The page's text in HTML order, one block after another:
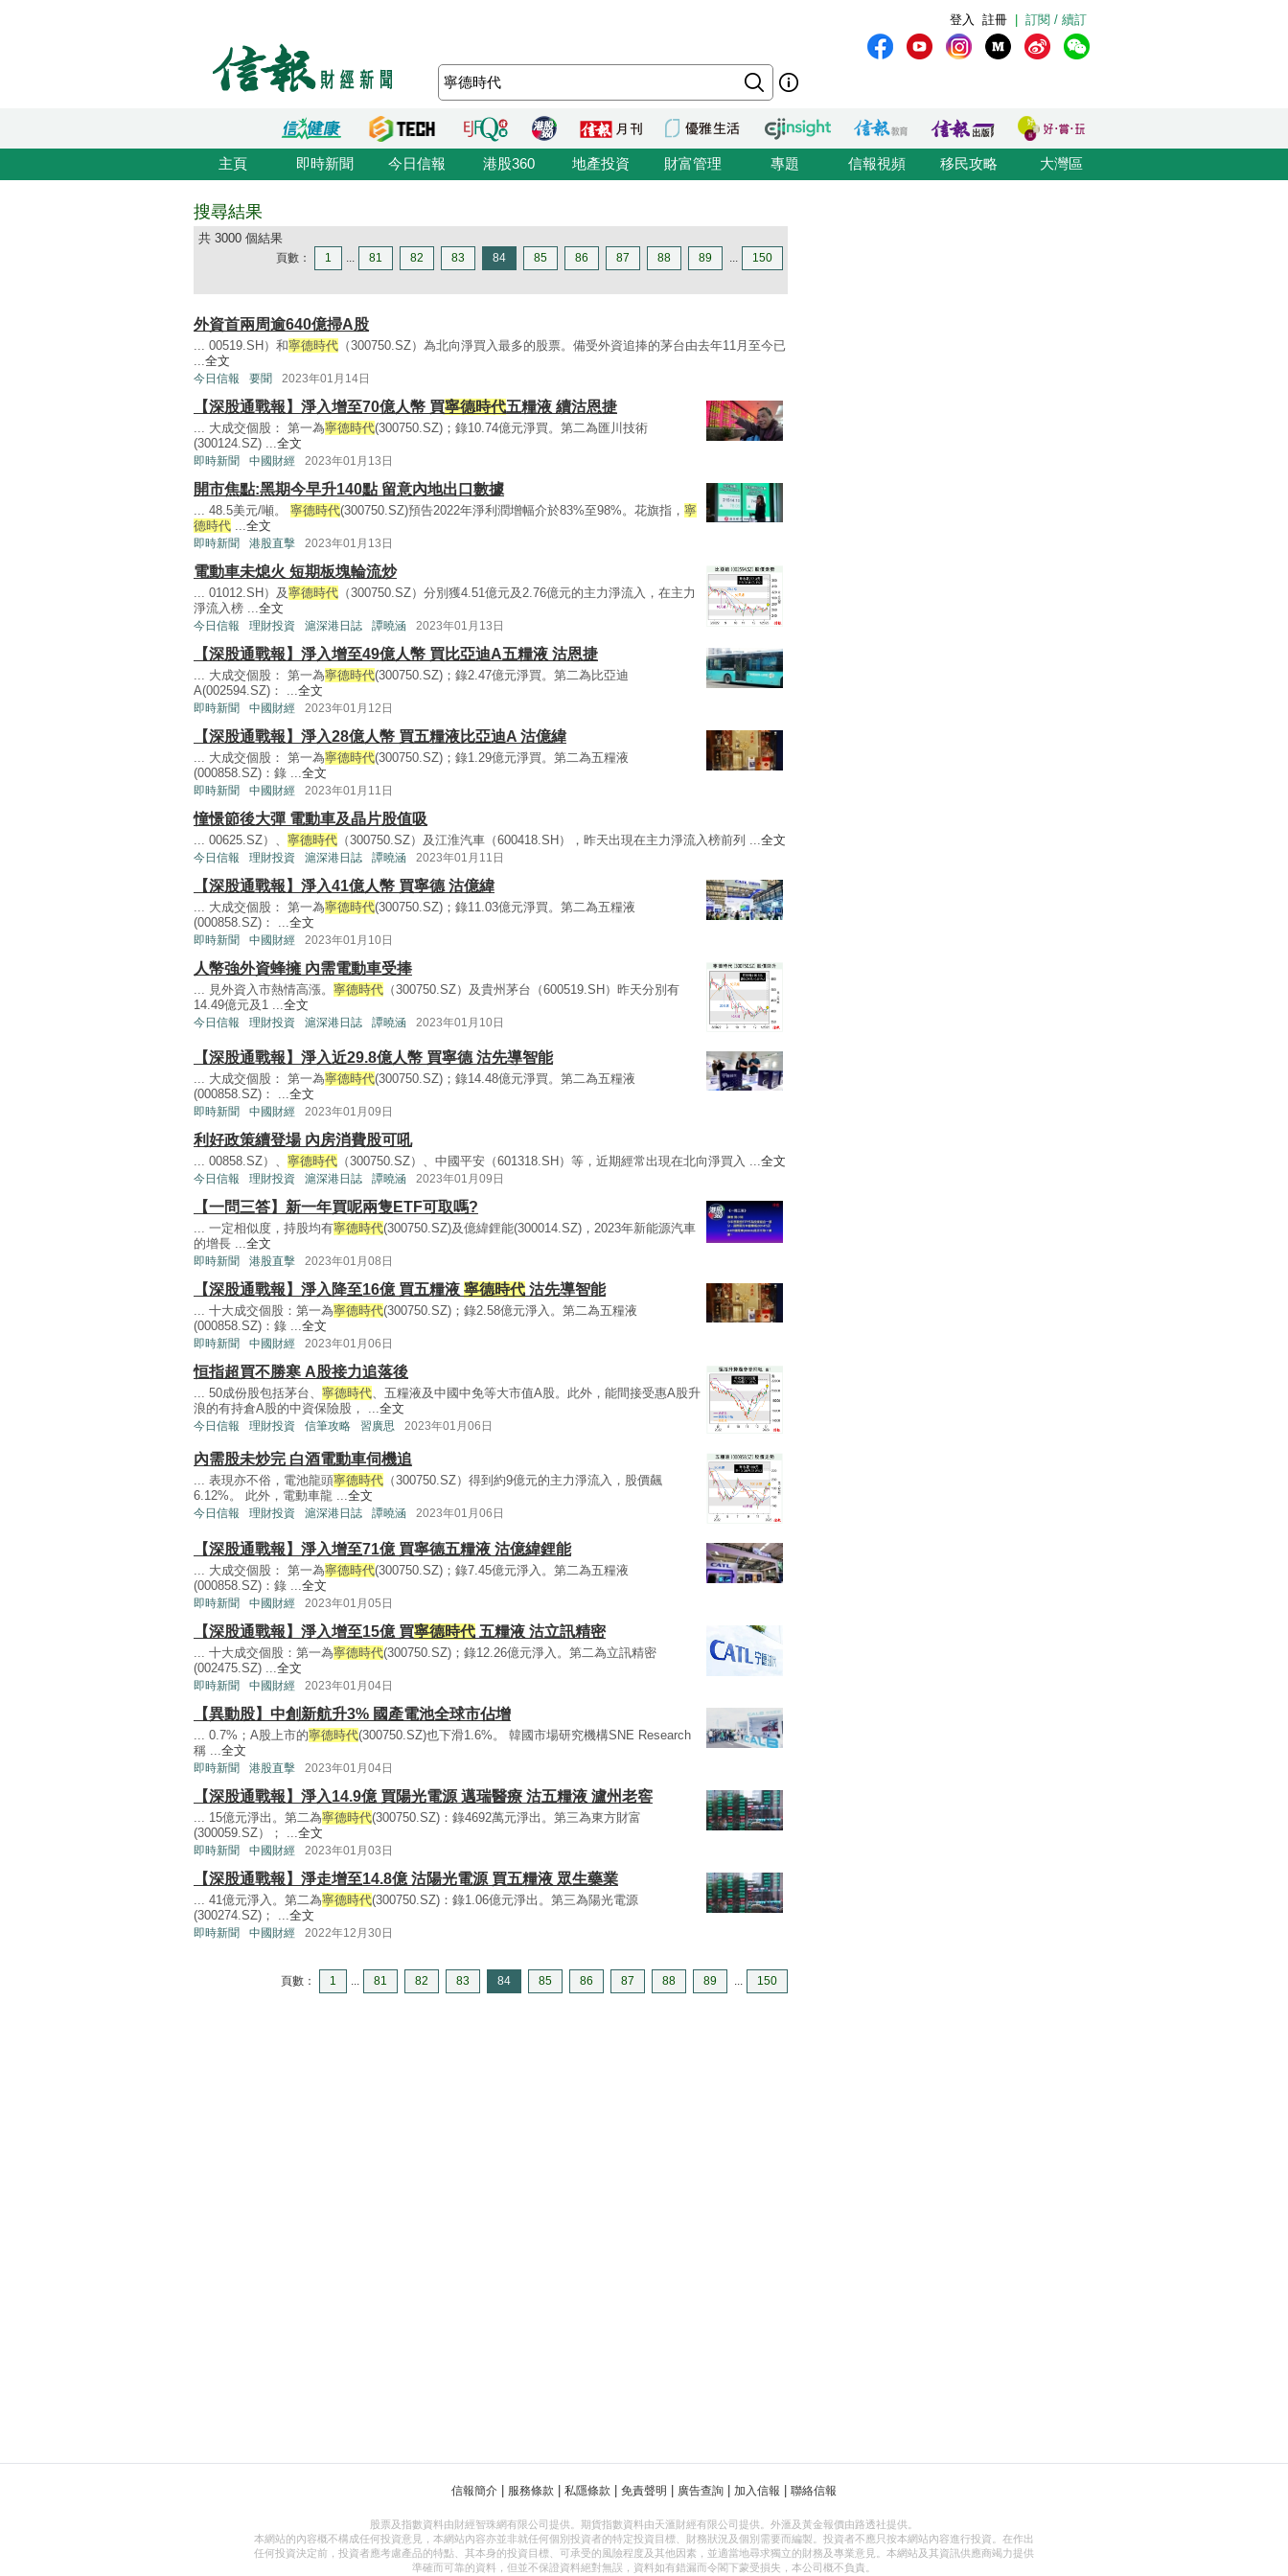
訂閱 / 續訂
註冊
登入
主頁 即時新聞 今日信報 港股360 地產投資 財富管理 專題 信報視頻 移民攻略 大灣區
搜尋結果
共 3000 個結果
頁數： 1 ... 81 82 83 84 85 86 87 88 89 ... 150
外資首兩周逾640億掃A股
... 00519.SH）和寧德時代 （300750.SZ）為北向淨買入最多的股票。備受外資追捧的茅台由去年11月至今已
...全文
今日信報 要聞 2023年01月14日
【深股通戰報】淨入增至70億人幣 買寧德時代五糧液 續沽恩捷
... 大成交個股： 第一為寧德時代(300750.SZ)；錄10.74億元淨買。第二為匯川技術
(300124.SZ) ...全文
即時新聞 中國財經 2023年01月13日
開市焦點:黑期今早升140點 留意內地出口數據
... 48.5美元/噸。 寧德時代(300750.SZ)預告2022年淨利潤增幅介於83%至98%。花旗指， 寧
德時代 ...全文
即時新聞 港股直擊 2023年01月13日
電動車未熄火 短期板塊輪流炒
... 01012.SH）及寧德時代 （300750.SZ）分別獲4.51億元及2.76億元的主力淨流入，在主力
淨流入榜 ...全文
今日信報 理財投資 滬深港日誌 譚曉涵 2023年01月13日
【深股通戰報】淨入增至49億人幣 買比亞迪A五糧液 沽恩捷
... 大成交個股： 第一為寧德時代(300750.SZ)；錄2.47億元淨買。第二為比亞迪
A(002594.SZ)： ...全文
即時新聞 中國財經 2023年01月12日
【深股通戰報】淨入28億人幣 買五糧液比亞迪A 沽億緯
... 大成交個股： 第一為寧德時代(300750.SZ)；錄1.29億元淨買。第二為五糧液
(000858.SZ)：錄 ...全文
即時新聞 中國財經 2023年01月11日
憧憬節後大彈 電動車及晶片股值吸
... 00625.SZ）、 寧德時代 （300750.SZ）及江淮汽車（600418.SH），昨天出現在主力淨流入榜前列 ...全文
今日信報 理財投資 滬深港日誌 譚曉涵 2023年01月11日
【深股通戰報】淨入41億人幣 買寧德 沽億緯
... 大成交個股： 第一為寧德時代(300750.SZ)；錄11.03億元淨買。第二為五糧液
(000858.SZ)： ...全文
即時新聞 中國財經 2023年01月10日
人幣強外資蜂擁 內需電動車受捧
... 見外資入市熱情高漲。 寧德時代 （300750.SZ）及貴州茅台（600519.SH）昨天分別有
14.49億元及1 ...全文
今日信報 理財投資 滬深港日誌 譚曉涵 2023年01月10日
【深股通戰報】淨入近29.8億人幣 買寧德 沽先導智能
... 大成交個股： 第一為寧德時代(300750.SZ)；錄14.48億元淨買。第二為五糧液
(000858.SZ)： ... 全文
即時新聞 中國財經 2023年01月09日
利好政策續登場 內房消費股可吼
... 00858.SZ）、 寧德時代 （300750.SZ）、中國平安（601318.SH）等，近期經常出現在北向淨買入 ... 全文
今日信報 理財投資 滬深港日誌 譚曉涵 2023年01月09日
【一問三答】新一年買呢兩隻ETF可取嗎?
... 一定相似度，持股均有寧德時代(300750.SZ)及億緯鋰能(300014.SZ)，2023年新能源汽車
的增長 ... 全文
即時新聞 港股直擊 2023年01月08日
【深股通戰報】淨入降至16億 買五糧液 寧德時代 沽先導智能
... 十大成交個股：第一為寧德時代(300750.SZ)；錄2.58億元淨入。第二為五糧液
(000858.SZ)：錄 ... 全文
即時新聞 中國財經 2023年01月06日
恒指超買不勝寒 A股接力追落後
... 50成份股包括茅台、 寧德時代 、五糧液及中國中免等大市值A股。此外，能間接受惠A股升
浪的有持倉A股的中資保險股， ... 全文
今日信報 理財投資 信筆攻略 習廣思 2023年01月06日
內需股未炒完 白酒電動車伺機追
... 表現亦不俗，電池龍頭寧德時代 （300750.SZ）得到約9億元的主力淨流入，股價飆
6.12%。 此外，電動車龍 ...全文
今日信報 理財投資 滬深港日誌 譚曉涵 2023年01月06日
【深股通戰報】淨入增至71億 買寧德五糧液 沽億緯鋰能
... 大成交個股： 第一為寧德時代(300750.SZ)；錄7.45億元淨入。第二為五糧液
(000858.SZ)：錄 ...全文
即時新聞 中國財經 2023年01月05日
【深股通戰報】淨入增至15億 買寧德時代 五糧液 沽立訊精密
... 十大成交個股：第一為寧德時代(300750.SZ)；錄12.26億元淨入。第二為立訊精密
(002475.SZ) ...全文
即時新聞 中國財經 2023年01月04日
【異動股】中創新航升3% 國產電池全球市佔增
... 0.7%；A股上市的寧德時代(300750.SZ)也下滑1.6%。 韓國市場研究機構SNE Research
稱 ...全文
即時新聞 港股直擊 2023年01月04日
【深股通戰報】淨入14.9億 買陽光電源 邁瑞醫療 沽五糧液 瀘州老窖
... 15億元淨出。第二為寧德時代(300750.SZ)：錄4692萬元淨出。第三為東方財富
(300059.SZ）； ...全文
即時新聞 中國財經 2023年01月03日
【深股通戰報】淨走增至14.8億 沽陽光電源 買五糧液 眾生藥業
... 41億元淨入。第二為寧德時代(300750.SZ)：錄1.06億元淨出。第三為陽光電源
(300274.SZ)； ...全文
即時新聞 中國財經 2022年12月30日
頁數： 1 ... 81 82 83 84 85 86 87 88 89 ... 150
信報簡介 服務條款 私隱條款 免責聲明 廣告查詢 加入信報 聯絡信報
股票及指數資料由財經智珠網有限公司提供。期貨指數資料由天滙財經有限公司提供。外滙及黃金報價由路透社提供。
本網站的內容概不構成任何投資意見，本網站內容亦並非就任何個別投資者的特定投資目標、財務狀況及個別需要而編製。投資者不應只按本網站內容進行投資。在作出
任何投資決定前，投資者應考慮產品的特點、其本身的投資目標、可承受的風險程度及其他因素，並適當地尋求獨立的財務及專業意見。本網站及其資訊供應商竭力提供
準確而可靠的資料，但並不保證資料絕對無誤，資料如有錯漏而令閣下蒙受損失，本公司概不負責。